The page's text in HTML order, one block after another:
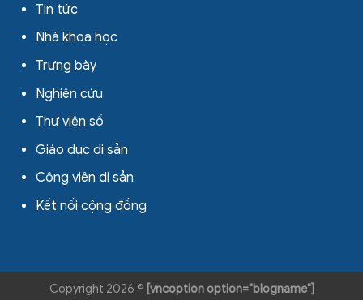
Tin tức
Nhà khoa học
Trưng bày
Nghiên cứu
Thư viện số
Giáo dục di sản
Công viên di sản
Kết nối cộng đồng
Copyright 2026 © [vncoption option="blogname"]